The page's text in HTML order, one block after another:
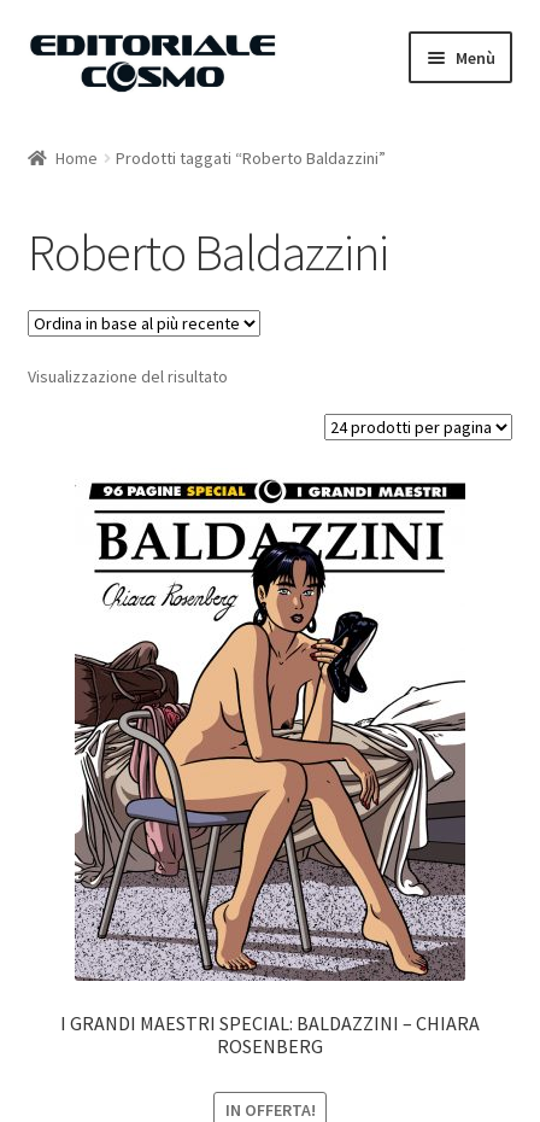
Vai
Vai
Menù
Carrello
Il mio account
Home Prodotti taggati “Roberto Baldazzini”
Roberto Baldazzini
Visualizzazione del risultato
I GRANDI MAESTRI SPECIAL: BALDAZZINI – CHIARA
ROSENBERG
IN OFFERTA!